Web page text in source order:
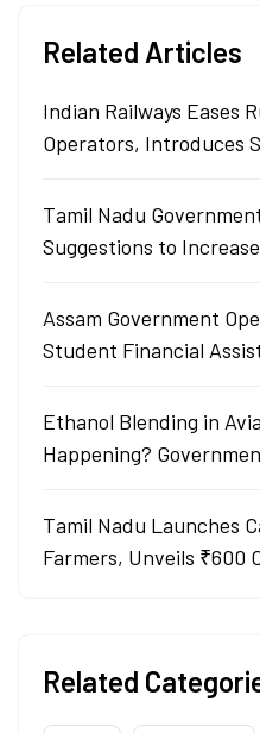
Related Articles
Indian Railways Eases
Operators, Introduces
Tamil Nadu
Suggestions to
Assam Government
Student Financial
Ethanol Blending in
Happening?
Tamil Nadu Launches
Farmers, Unveils ₹600
Related